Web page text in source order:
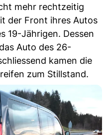
mehr rechtzeitig
der Front ihres Autos
19-Jährigen. Dessen
Auto des 26-
kamen die
zum Stillstand.